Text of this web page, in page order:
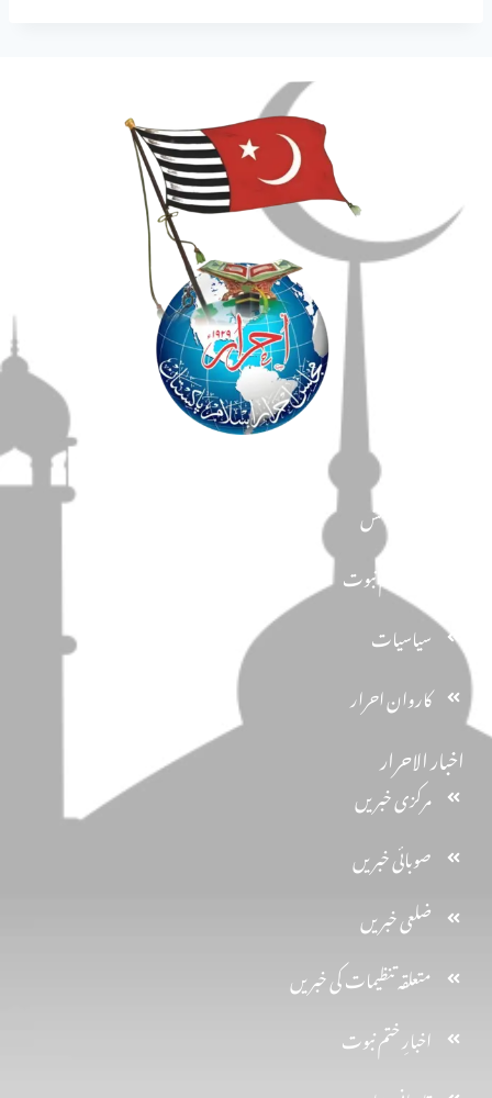
اخبار الاحرار
مرکزی خبریں
صوبائی خبریں
ضلعی خبریں
متعلقہ تنظیمات کی خبریں
اخبارِ ختم نبوت
دین و دانش
تحفظ ختم نبوت
سیاسیات
کاروان احرار